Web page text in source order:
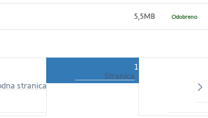
5,5MB Odobreno
stranica
Stranica
1